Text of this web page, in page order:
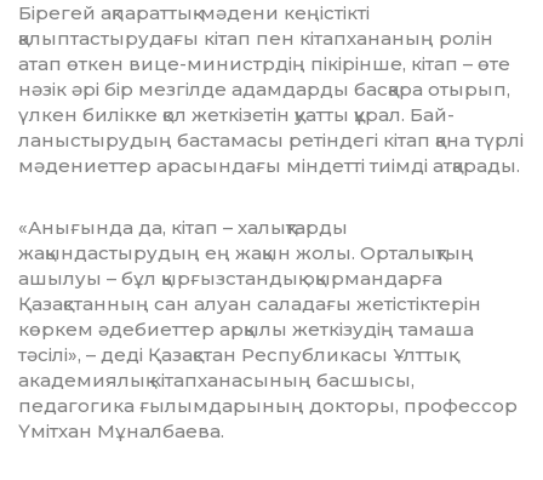
Бірегей ақпараттық-мәдени кеңіс­тікті
қалыптастырудағы кітап пен кітапхананың ролін
атап өткен вице-министрдің пікірінше, кітап – өте
нәзік әрі бір мезгілде адам­дар­ды басқара отырып,
үлкен би­лік­ке қол жеткізетін қуатты құрал. Бай­­
ланыстырудың бастамасы ре­тін­дегі кітап қана түрлі
мәде­ниет­тер арасындағы міндетті тиімді ат­­қарады.
«Анығында да, кітап – халық­тар­­ды
жақындастырудың ең жа­қын­ жолы. Орталықтың
ашылуы – бұл қырғызстандық оқырман­дар­ға
Қазақстанның сан алуан са­ла­дағы жетістіктерін
көркем әде­биеттер арқылы жеткізудің тамаша
тәсілі», – деді Қазақстан Республикасы Ұлттық
академиялық кітап­ха­насының басшысы,
педагогика ғылымдарының докторы, профессор
Үмітхан Мұналбаева.